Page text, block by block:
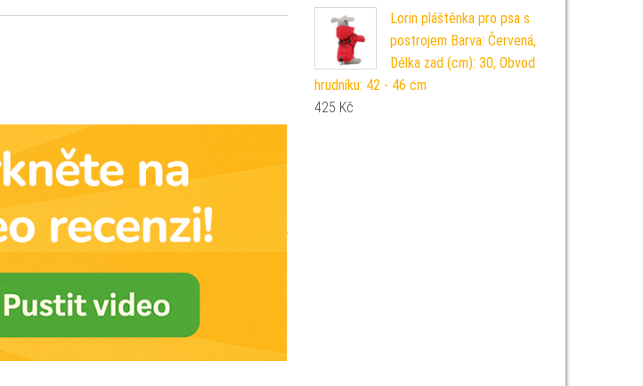
Lorin pláštěnka pro psa s
postrojem Barva: Červená,
Délka zad (cm): 30, Obvod
hrudníku: 42 - 46 cm
425 Kč